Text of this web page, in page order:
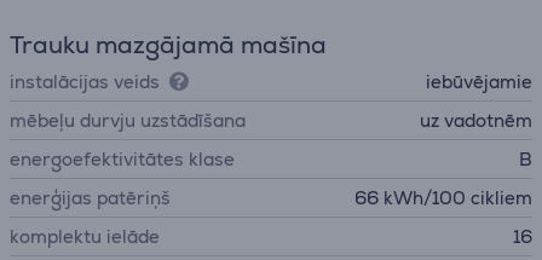
Trauku mazgājamā mašīna
instalācijas veids
iebūvējamie
mēbeļu durvju uzstādīšana
uz vadotnēm
energoefektivitātes klase
B
enerģijas patēriņš
66 kWh/100 cikliem
komplektu ielāde
16